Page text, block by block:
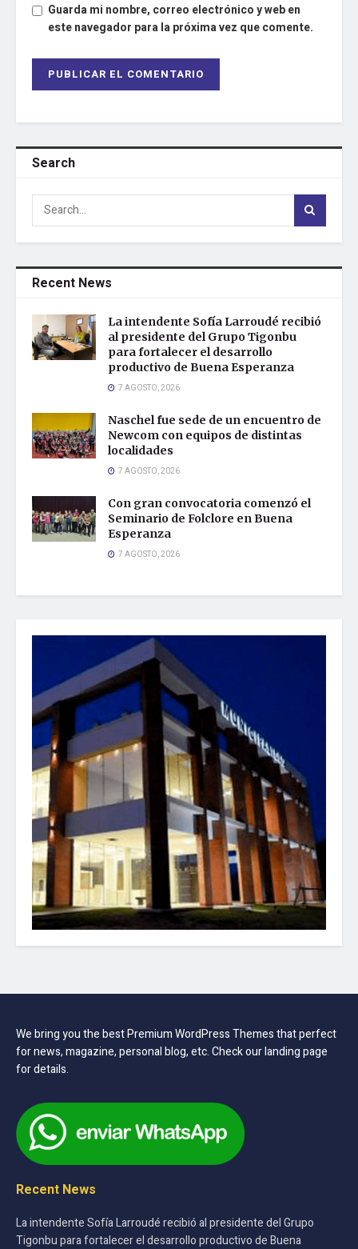
Guarda mi nombre, correo electrónico y web en
este navegador para la próxima vez que comente.
Search
Recent News
La intendente Sofía Larroudé recibió
al presidente del Grupo Tigonbu
para fortalecer el desarrollo
productivo de Buena Esperanza
7 AGOSTO, 2026
Naschel fue sede de un encuentro de
Newcom con equipos de distintas
localidades
7 AGOSTO, 2026
Con gran convocatoria comenzó el
Seminario de Folclore en Buena
Esperanza
7 AGOSTO, 2026
We bring you the best Premium WordPress Themes that perfect
for news, magazine, personal blog, etc. Check our landing page
for details.
Recent News
La intendente Sofía Larroudé recibió al presidente del Grupo
Tigonbu para fortalecer el desarrollo productivo de Buena